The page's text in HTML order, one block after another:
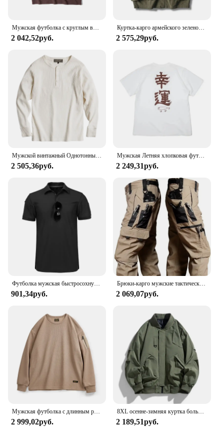
seams and sturdy construction ensure longevity and
**Versatile and Functional**
also engineered for practicality. The cargo design
allows for easy access to tools and supplies, making
them a perfect choice for those who need to move
quickly and efficiently. The pants are available in a
variety of sizes to accommodate different body
types, ensuring a comfortable fit for all. Whether
you're in the operating room or on the go, these
scrubs pants will keep you looking professional and
feeling comfortable throughout your shift.
**Ideal for Healthcare Professionals**
Designed specifically for healthcare professionals,
these Workwear Cargo Scrubs Pants are a staple in
the medical industry. They are easy to maintain,
ensuring that they remain clean and presentable
even after multiple washes. The versatile style of
these scrubs makes them suitable for a range of
scenarios, from hospitals to clinics, and from
surgeries to patient care. With their durability and
functionality, these scrubs pants are not just a part
of your uniform; they are an essential tool for your
work.
Мужская футболка с круглым вырезом и вафельным принтом, свободного покроя
2 042,52руб.
Куртка-карго армейского зеленого цвета для мужчин и женщин, уличная одежда в японском стиле, пальто в стиле Харадзюку, корейская мода, повседневная рабочая одежда в стиле милитари, весна
2 575,29руб.
Мужской винтажный Однотонный свитер с длинным рукавом
2 505,36руб.
Мужская Летняя хлопковая футболка с коротким рукавом и принтом
2 249,31руб.
Футболка мужская быстросохнущая с коротким рукавом, тактическая спортивная дышащая одежда для работы, бега, походов, повседневная с коротким рукавом, лето
901,34руб.
Брюки-карго мужские тактические, штаны для работы на открытом воздухе, много карманов, водонепроницаемые, для походов, осень-весна
2 069,07руб.
Мужская футболка с длинным рукавом и круглым вырезом
2 999,02руб.
8XL осенне-зимняя куртка больших размеров, мужское свободное модное пальто, куртка-бомбер 130 кг, мужская рабочая одежда, куртка-карго, уличная верхняя одежда
2 189,51руб.